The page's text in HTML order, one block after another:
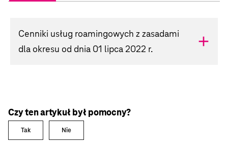
Cenniki usług roamingowych z zasadami
dla okresu od dnia 01 lipca 2022 r.
add
Czy ten artykuł był pomocny?
Takartykuł był pomocny
Nieartykuł nie był pomocny